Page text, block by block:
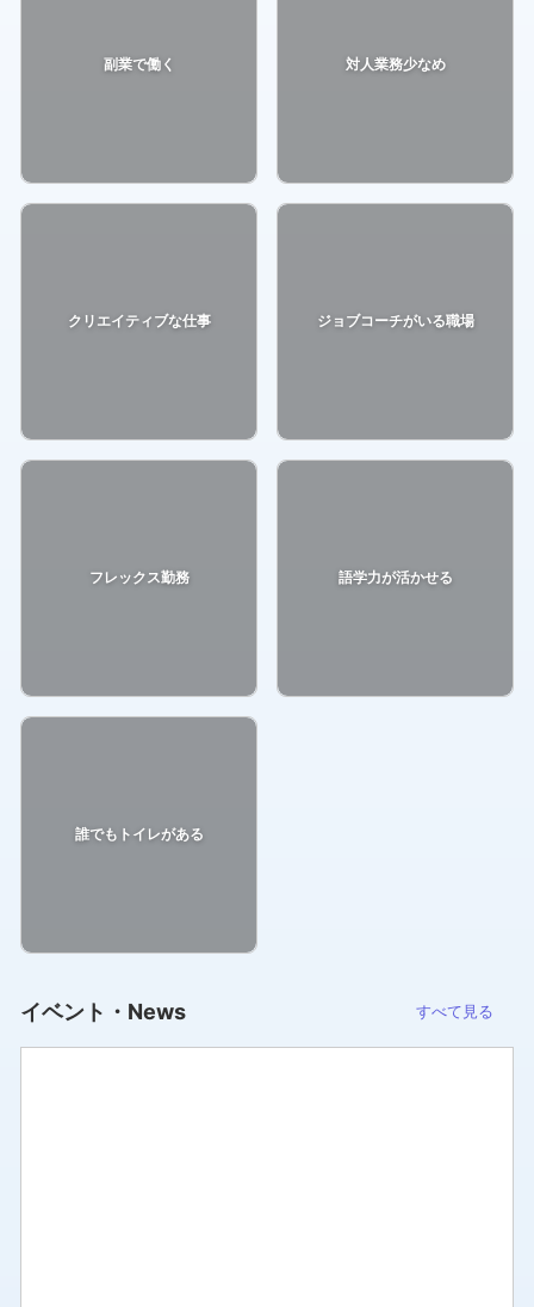
副業で働く 対人業務少なめ
クリエイティブな仕事 ジョブコーチがいる職場
フレックス勤務 語学力が活かせる
誰でもトイレがある
イベント・News すべて見る